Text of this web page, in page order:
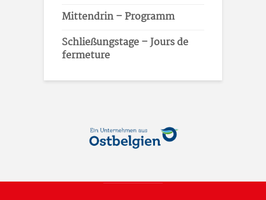
Mittendrin – Programm
Schließungstage – Jours de
fermeture